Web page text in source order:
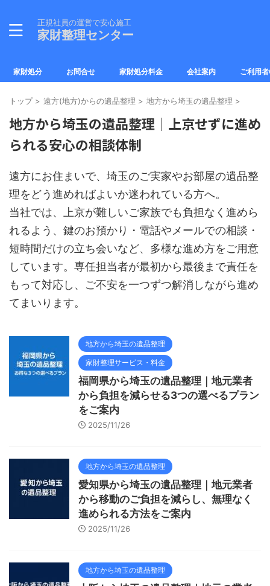
正規社員の運営で安心施工
家財整理センター
家財処分 お問合せ 家財処分料金 会社案内 ご利用
トップ> 遠方(地方)からの遺品整理 > 地方から埼玉の遺品整理 >
地方から埼玉の遺品整理｜上京せずに進め
られる安心の相談体制
遠方にお住まいで、埼玉のご実家やお部屋の遺品整
理をどう進めればよいか迷われている方へ。
当社では、上京が難しいご家族でも負担なく進めら
れるよう、鍵のお預かり・電話やメールでの相談・
短時間だけの立ち会いなど、多様な進め方をご用意
しています。専任担当者が最初から最後まで責任を
もって対応し、ご不安を一つずつ解消しながら進め
てまいります。
地方から埼玉の遺品整理
家財整理サービス・料金
福岡県から埼玉の遺品整理｜地元業者
から負担を減らせる3つの選べるプラン
をご案内
2025/11/26
地方から埼玉の遺品整理
愛知県から埼玉の遺品整理｜地元業者
から移動のご負担を減らし、無理なく
進められる方法をご案内
2025/11/26
地方から埼玉の遺品整理